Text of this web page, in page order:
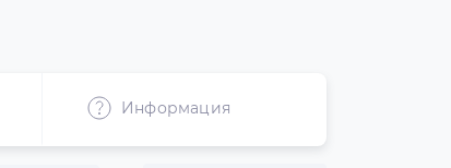
Информация